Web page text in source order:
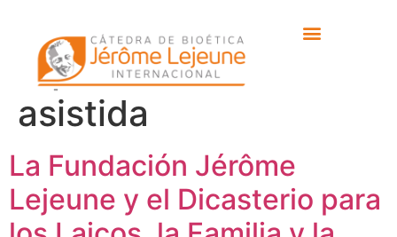
Etiqueta:
reproducción
asistida
La Fundación Jérôme
Lejeune y el Dicasterio para